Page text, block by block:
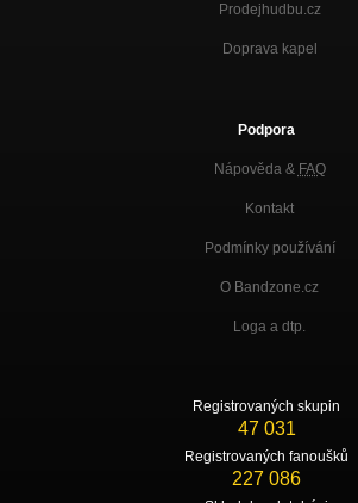
Prodejhudbu.cz
Doprava kapel
Podpora
Nápověda & FAQ
Kontakt
Podmínky používání
O Bandzone.cz
Loga a dtp.
Registrovaných skupin
47 031
Registrovaných fanoušků
227 086